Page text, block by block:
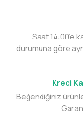
Saat 14:00’e
durumuna göre
Kredi
Beğendiğiniz